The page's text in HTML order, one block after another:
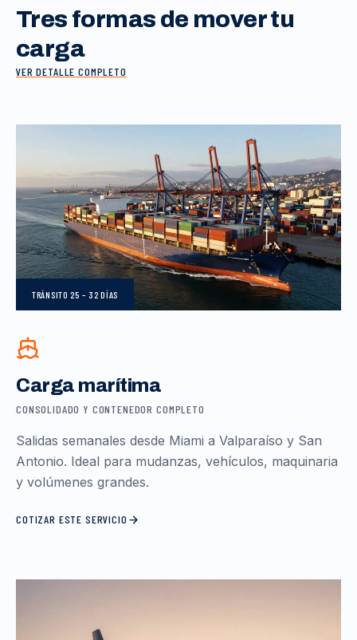
Tres formas de mover tu
carga
VER DETALLE COMPLETO
TRÁNSITO 25 – 32 DÍAS
Carga marítima
CONSOLIDADO Y CONTENEDOR COMPLETO
Salidas semanales desde Miami a Valparaíso y San
Antonio. Ideal para mudanzas, vehículos, maquinaria
y volúmenes grandes.
COTIZAR ESTE SERVICIO